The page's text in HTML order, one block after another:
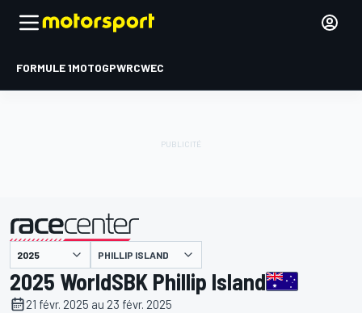
FORMULE 1MOTOGPWRCWEC
présenté par PHILLIP ISLAND
2025 WorldSBK Phillip Island
21 févr. 2025 au 23 févr. 2025